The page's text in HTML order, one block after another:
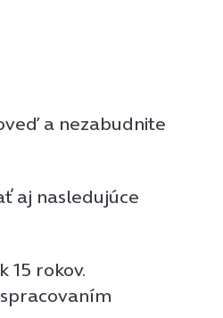
a nezabudnite
aj nasledujúce
15 rokov.